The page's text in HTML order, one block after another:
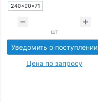
240×90×71
шт
Уведомить о поступлении
Цена по запросу